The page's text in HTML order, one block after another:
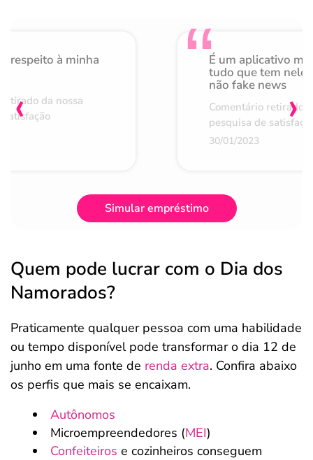
respeito à minha
da nossa
É um aplicativo
tudo que tem nele
não fake news
Comentário retirado
pesquisa de
30/01/2023
‹ ›
Simular empréstimo
Quem pode lucrar com o Dia dos
Namorados?
Praticamente qualquer pessoa com uma habilidade
ou tempo disponível pode transformar o dia 12 de
junho em uma fonte de renda extra. Confira abaixo
os perfis que mais se encaixam.
Autônomos
Microempreendedores (MEI)
Confeiteiros e cozinheiros conseguem